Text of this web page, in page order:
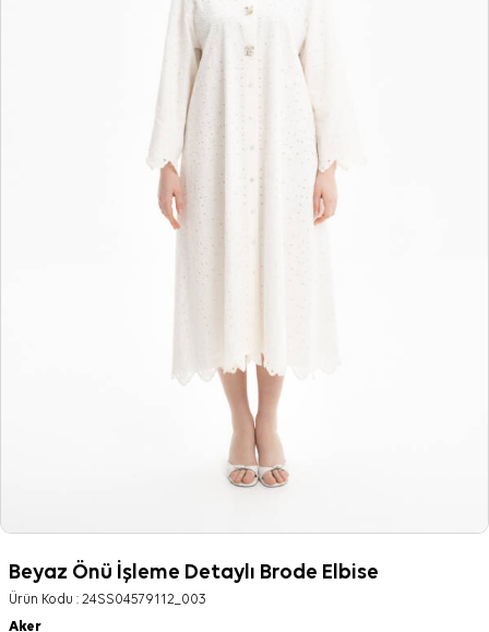
Beyaz Önü İşleme Detaylı Brode Elbise
Ürün Kodu : 24SS04579112_003
Aker